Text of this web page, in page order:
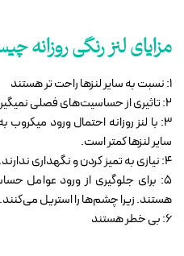
مزایای لنز رنگی روزانه
1: نسبت به سایر لنزها راحت تر هستند
2: تاثیری از حساسیت‌های فصلی نمیگیرند
3: با لنز روزانه احتمال ورود
سایر لنزها کمتر است.
4: نیازی به تمیز کردن و نگهداری ندارند.
5: برای جلوگیری از ورود
هستند. زیرا چشم‌ها را استریل می‌کنند.
6: بی خطر هستند